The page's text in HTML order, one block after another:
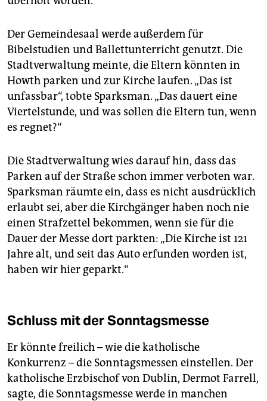
Der Gemeindesaal werde außerdem für
Bibelstudien und Ballettunterricht genutzt. Die
Stadtverwaltung meinte, die Eltern könnten in
Howth parken und zur Kirche laufen. „Das ist
unfassbar“, tobte Sparksman. „Das dauert eine
Viertelstunde, und was sollen die Eltern tun, wenn
es regnet?“
Die Stadtverwaltung wies darauf hin, dass das
Parken auf der Straße schon immer verboten war.
Sparksman räumte ein, dass es nicht ausdrücklich
erlaubt sei, aber die Kirchgänger haben noch nie
einen Strafzettel bekommen, wenn sie für die
Dauer der Messe dort parkten: „Die Kirche ist 121
Jahre alt, und seit das Auto erfunden worden ist,
haben wir hier geparkt.“
Schluss mit der Sonntagsmesse
Er könnte freilich – wie die katholische
Konkurrenz – die Sonntagsmessen einstellen. Der
katholische Erzbischof von Dublin, Dermot Farrell,
sagte, die Sonntagsmesse werde in manchen